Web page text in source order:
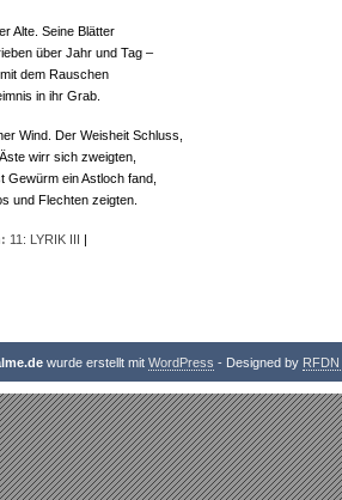
Alte. Seine Blätter
über Jahr und Tag –
dem Rauschen
in ihr Grab.
Wind. Der Weisheit Schluss,
wirr sich zweigten,
Gewürm ein Astloch fand,
und Flechten zeigten.
11: LYRIK III |
wurde erstellt mit WordPress - Designed by RFDN